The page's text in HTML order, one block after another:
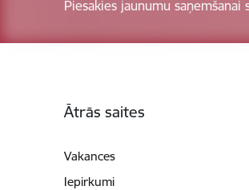
Piesakies jaunumu saņemšanai
Ātrās saites
Vakances
Iepirkumi